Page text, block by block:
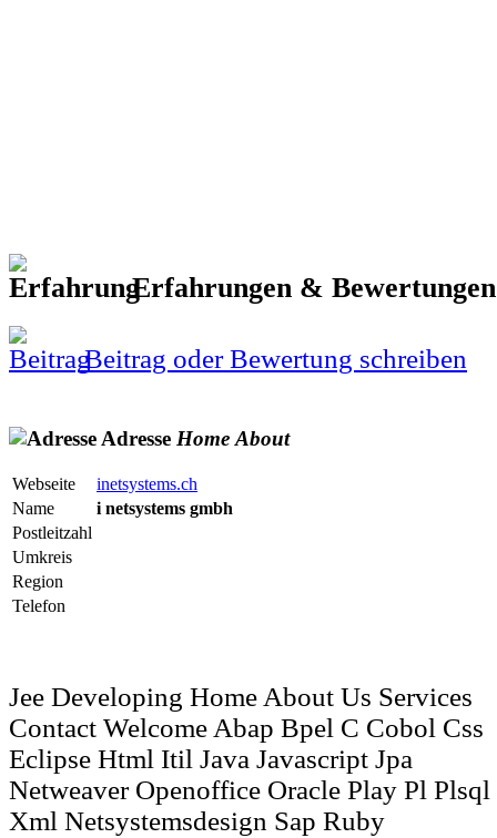
Erfahrungen &
Beitrag oder Bewertung schreiben
Adresse Home About
Webseite
inetsystems.ch
Name
i netsystems gmbh
Postleitzahl
Umkreis
Region
Telefon
Jee Developing Home About Us Services
Contact Welcome Abap Bpel C Cobol Css
Eclipse Html Itil Java Javascript Jpa
Netweaver Openoffice Oracle Play Pl
Xml Netsystemsdesign Sap Ruby